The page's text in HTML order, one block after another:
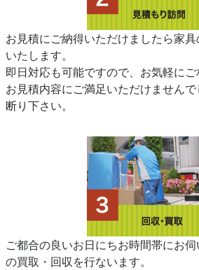
お見積にご納得いただけましたら家
いたします。
即日対応も可能ですので、お気軽にご
お見積内容にご満足いただけません
断り下さい。
ご都合の良いお日にちお時間帯にお
の買取・回収を行ないます。